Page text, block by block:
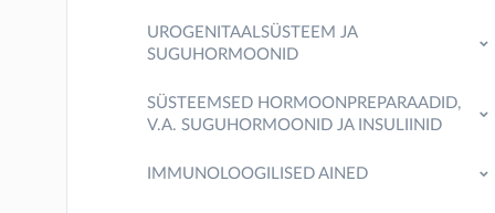
UROGENITAALSÜSTEEM JA
SUGUHORMOONID
SÜSTEEMSED HORMOONPREPARAADID,
V.A. SUGUHORMOONID JA INSULIINID
IMMUNOLOOGILISED AINED